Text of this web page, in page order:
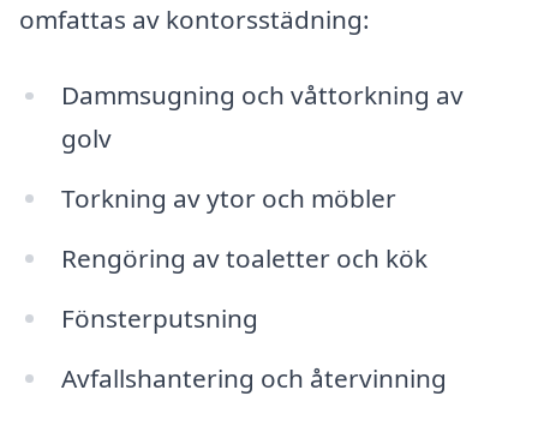
omfattas av kontorsstädning:
Dammsugning och våttorkning av
golv
Torkning av ytor och möbler
Rengöring av toaletter och kök
Fönsterputsning
Avfallshantering och återvinning